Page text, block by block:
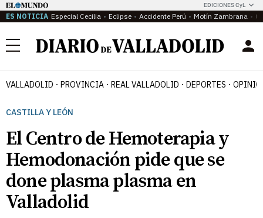
EDICIONES CyL
ES NOTICIA Especial Cecilia Eclipse Accidente Perú Motín Zambrana
Menú
VALLADOLID PROVINCIA REAL VALLADOLID DEPORTES
CASTILLA Y LEÓN
El Centro de Hemoterapia y
Hemodonación pide que se
done plasma plasma en
Valladolid